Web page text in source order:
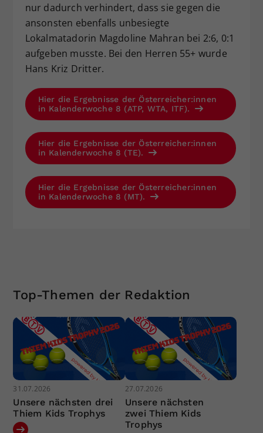
nur dadurch verhindert, dass sie gegen die
ansonsten ebenfalls unbesiegte
Lokalmatadorin Magdoline Mahran bei 2:6, 0:1
aufgeben musste. Bei den Herren 55+ wurde
Hans Kriz Dritter.
Hier die Ergebnisse der Österreicher:innen
in Kalenderwoche 8 (ATP, WTA, ITF).
Hier die Ergebnisse der Österreicher:innen
in Kalenderwoche 8 (TE).
Hier die Ergebnisse der Österreicher:innen
in Kalenderwoche 8 (MT).
Top-Themen der Redaktion
31.07.2026
Unsere nächsten drei
Thiem Kids Trophys
27.07.2026
Unsere nächsten
zwei Thiem Kids
Trophys